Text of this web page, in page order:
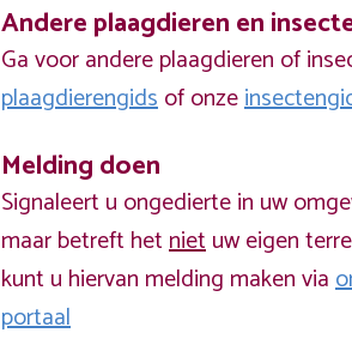
Andere plaagdieren en
Ga voor andere plaagdieren of
plaagdierengidsof onze
Melding doen
Signaleert u ongedierte in uw
maar betreft hetnietuw eigen
kunt u hiervan melding maken via
portaal